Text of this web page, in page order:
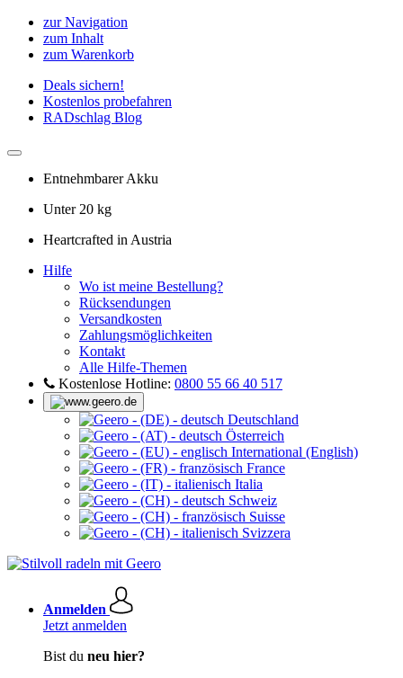
zur Navigation
zum Inhalt
zum Warenkorb
Deals sichern!
Kostenlos probefahren
RADschlag Blog
Entnehmbarer Akku
Unter 20 kg
Heartcrafted in Austria
Hilfe
Wo ist meine Bestellung?
Rücksendungen
Versandkosten
Zahlungsmöglichkeiten
Kontakt
Alle Hilfe-Themen
Kostenlose Hotline: 0800 55 66 40 517
Deutschland
Österreich
International (English)
France
Italia
Schweiz
Suisse
Svizzera
Anmelden
Jetzt anmelden
Bist du neu hier?